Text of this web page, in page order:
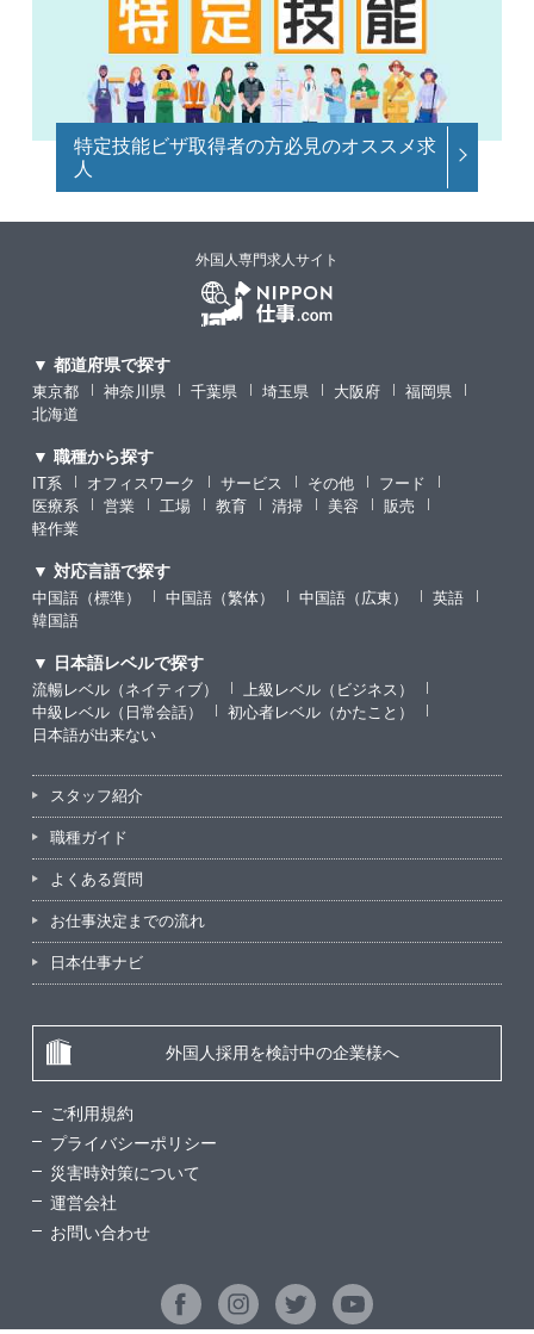
特定技能ビザ取得者の方必見のオススメ求
人
外国人専門求人サイト
▼ 都道府県で探す
東京都 神奈川県 千葉県 埼玉県 大阪府
福岡県
北海道
▼ 職種から探す
IT系 オフィスワーク サービス その他
フード
医療系
営業 工場 教育 清掃 美容
販売
軽作業
▼ 対応言語で探す
中国語（標準） 中国語（繁体） 中国語（広東）
英語
韓国語
▼ 日本語レベルで探す
流暢レベル（ネイティブ）
上級レベル（ビジネス）
中級レベル（日常会話）
初心者レベル（かたこと）
日本語が出来ない
スタッフ紹介
職種ガイド
よくある質問
お仕事決定までの流れ
日本仕事ナビ
外国人採用を検討中の企業様へ
ご利用規約
プライバシーポリシー
災害時対策について
運営会社
お問い合わせ